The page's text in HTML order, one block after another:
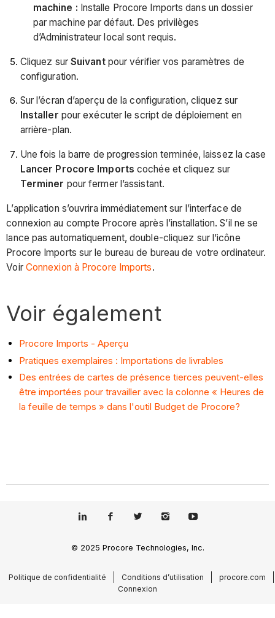
machine : Installe Procore Imports dans un dossier
par machine par défaut. Des privilèges
d’Administrateur local sont requis.
Cliquez sur Suivantpour vérifier vos paramètres de
configuration.
Sur l’écran d’aperçu de la configuration, cliquez sur
Installer pour exécuter le script de déploiement en
arrière-plan.
Une fois la barre de progression terminée, laissez la case
Lancer Procore Imports cochée et cliquez sur
Terminer pour fermer l’assistant.
L’application s’ouvrira immédiatement sur l’interface de
connexion au compte Procore après l’installation. S’il ne se
lance pas automatiquement, double-cliquez sur l’icône
Procore Imports sur le bureau de bureau de votre ordinateur.
VoirConnexion à Procore Imports.
Voir également
Procore Imports - Aperçu
Pratiques exemplaires : Importations de livrables
Des entrées de cartes de présence tierces peuvent-elles
être importées pour travailler avec la colonne « Heures de
la feuille de temps » dans l'outil Budget de Procore?
© 2025 Procore Technologies, Inc.
Politique de confidentialité Conditions d’utilisation
procore.com
Connexion